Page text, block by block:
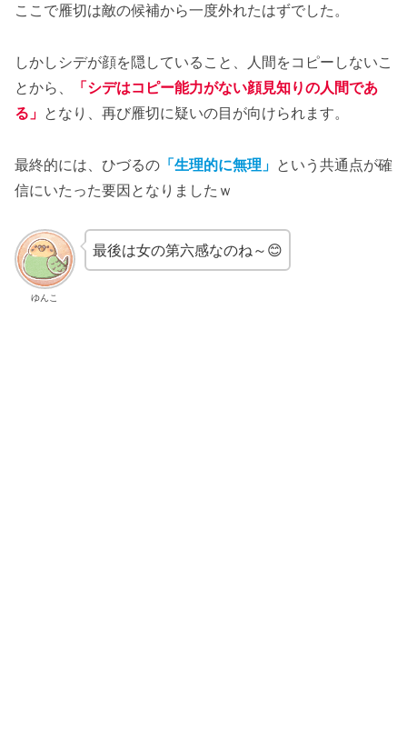
ここで雁切は敵の候補から一度外れたはずでした。
しかしシデが顔を隠していること、人間をコピーしないこ
とから、
「シデはコピー能力がない顔見知りの人間であ
る」 となり、再び雁切に疑いの目が向けられます。
最終的には、ひづるの 「生理的に無理」 という共通点が確
信にいたった要因となりましたｗ
ゆんこ
最後は女の第六感なのね～😊